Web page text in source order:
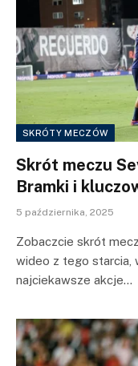
SKRÓTY MECZÓW
Skrót meczu
Bramki i
5 października, 2025
Zobaczcie skrót
wideo z tego starcia,
najciekawsze akcje…